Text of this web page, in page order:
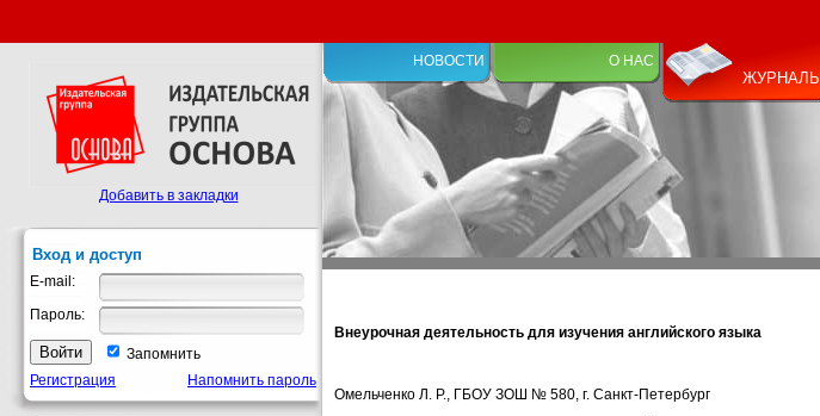
НОВОСТИ О НАС
ЖУРНАЛЫ
Внеурочная деятельность для изучения английского языка
Омельченко Л. Р., ГБОУ ЗОШ № 580, г. Санкт-Петербург
Добавить в закладки
Вход и доступ
E-mail:
Пароль:
Запомнить
Регистрация
Напомнить пароль